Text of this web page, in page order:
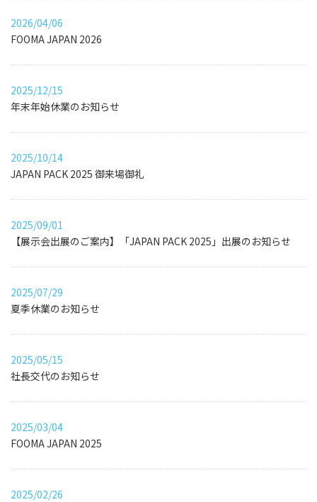
2026/04/06
FOOMA JAPAN 2026
2025/12/15
年末年始休業のお知らせ
2025/10/14
JAPAN PACK 2025 御来場御礼
2025/09/01
【展示会出展のご案内】「JAPAN PACK 2025」出展のお知らせ
2025/07/29
夏季休業のお知らせ
2025/05/15
社長交代のお知らせ
2025/03/04
FOOMA JAPAN 2025
2025/02/26